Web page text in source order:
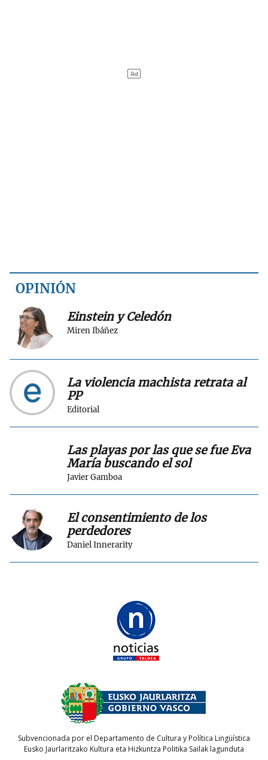
OPINIÓN
Miren Ibáñez
Einstein y Celedón
Editorial
La violencia machista retrata al
PP
Javier Gamboa
Las playas por las que se fue Eva
María buscando el sol
Daniel Innerarity
El consentimiento de los
perdedores
Subvencionada por el Departamento de Cultura y Política Lingüística
Eusko Jaurlaritzako Kultura eta Hizkuntza Politika Sailak lagunduta